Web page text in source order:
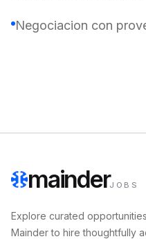
Negociacion con
mainderJOBS
Explore curated
Mainder to hire thoughtfully